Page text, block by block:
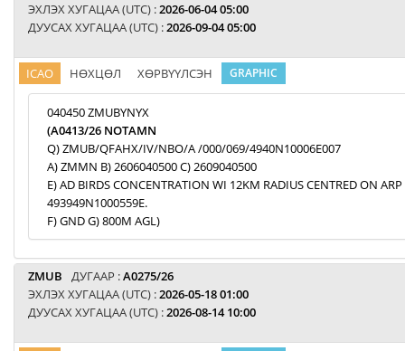
ЭХЛЭХ ХУГАЦАА (UTC) :2026-06-04 05:00
ДУУСАХ ХУГАЦАА (UTC) :2026-09-04 05:00
ICAO НӨХЦӨЛ ХӨРВҮҮЛСЭН GRAPHIC
040450 ZMUBYNYX
(A0413/26 NOTAMN
Q) ZMUB/QFAHX/IV/NBO/A /000/069/4940N10006E007
A) ZMMN B) 2606040500 C) 2609040500
E) AD BIRDS CONCENTRATION WI 12KM RADIUS CENTRED ON ARP
493949N1000559E.
F) GND G) 800M AGL)
ZMUB ДУГААР :A0275/26
ЭХЛЭХ ХУГАЦАА (UTC) :2026-05-18 01:00
ДУУСАХ ХУГАЦАА (UTC) :2026-08-14 10:00